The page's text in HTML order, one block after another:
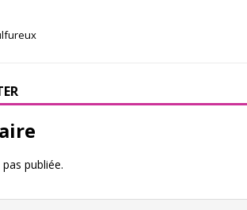
publiée.